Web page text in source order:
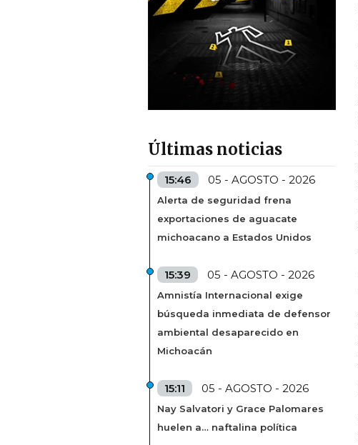
Últimas noticias
15:46 05 - AGOSTO - 2026
Alerta de seguridad frena
exportaciones de aguacate
michoacano a Estados Unidos
15:39 05 - AGOSTO - 2026
Amnistía Internacional exige
búsqueda inmediata de defensor
ambiental desaparecido en
Michoacán
15:11 05 - AGOSTO - 2026
Nay Salvatori y Grace Palomares
huelen a… naftalina política